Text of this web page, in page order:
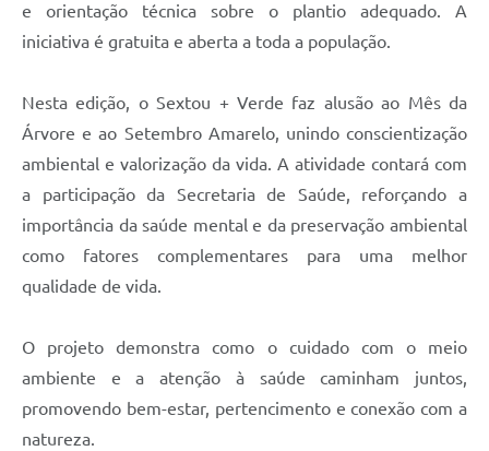
Galeria de Vídeos
Legislação
Serviços Online
e orientação técnica sobre o plantio adequado. A
iniciativa é gratuita e aberta a toda a população.
Nesta edição, o Sextou + Verde faz alusão ao Mês da
Árvore e ao Setembro Amarelo, unindo conscientização
ambiental e valorização da vida. A atividade contará com
a participação da Secretaria de Saúde, reforçando a
importância da saúde mental e da preservação ambiental
como fatores complementares para uma melhor
qualidade de vida.
O projeto demonstra como o cuidado com o meio
ambiente e a atenção à saúde caminham juntos,
promovendo bem-estar, pertencimento e conexão com a
natureza.